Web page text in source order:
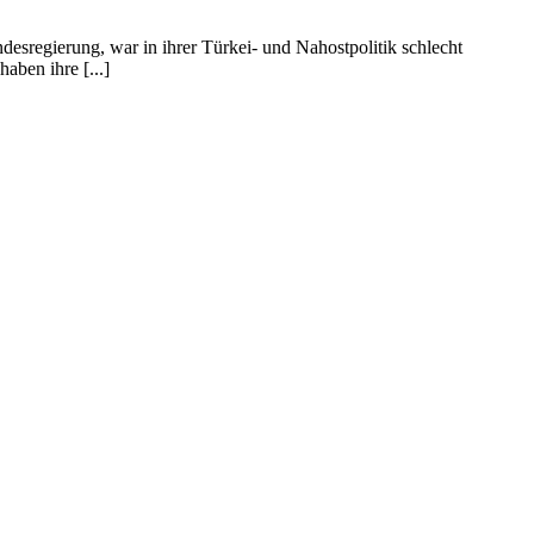
war in ihrer Türkei- und Nahostpolitik schlecht
ihre [...]